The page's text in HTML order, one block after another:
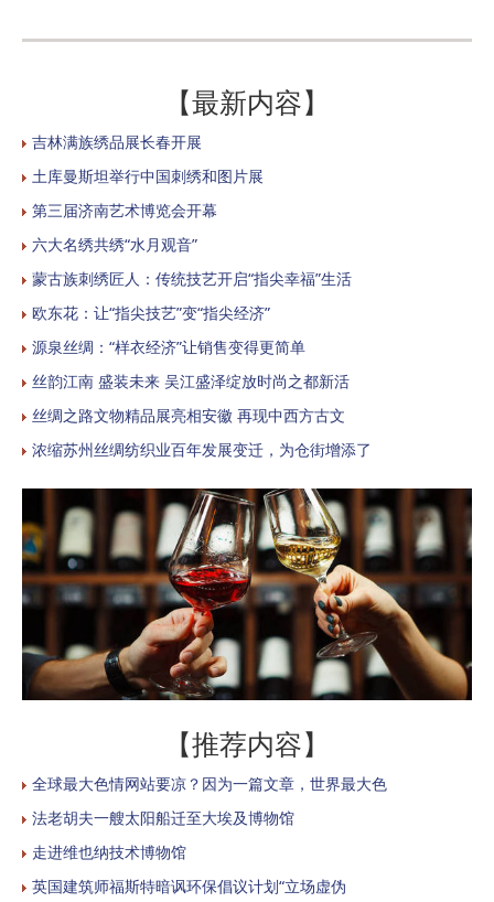
【最新内容】
吉林满族绣品展长春开展
土库曼斯坦举行中国刺绣和图片展
第三届济南艺术博览会开幕
六大名绣共绣“水月观音”
蒙古族刺绣匠人：传统技艺开启“指尖幸福”生活
欧东花：让“指尖技艺”变“指尖经济”
源泉丝绸：“样衣经济”让销售变得更简单
丝韵江南 盛装未来 吴江盛泽绽放时尚之都新活
丝绸之路文物精品展亮相安徽 再现中西方古文
浓缩苏州丝绸纺织业百年发展变迁，为仓街增添了
【推荐内容】
全球最大色情网站要凉？因为一篇文章，世界最大色
法老胡夫一艘太阳船迁至大埃及博物馆
走进维也纳技术博物馆
英国建筑师福斯特暗讽环保倡议计划“立场虚伪